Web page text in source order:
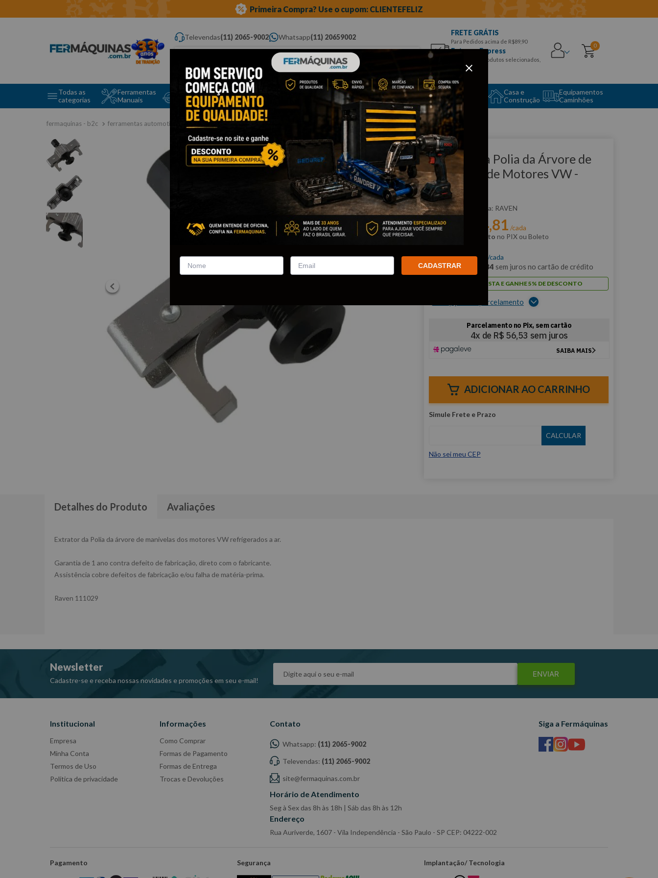
Primeira Compra? Use o cupom: CLIENTEFELIZ
Televendas(11) 2065-9002 Whatsapp(11) 20659002
Digite aqui o que você procura...
FRETE GRÁTIS
Para Pedidos acima de R$89,90
Entrega Express
para CEPS e produtos selecionados,
Aproveite!
0
Todas as
categorias
Ferramentas
Manuais
Ferramentas Elétricas
e Máquinas
Ferramentas
Ferramentas
Automotivas Especiais
Equipamento
Auto Center
Casa e
Construção
Equipamentos
Caminhões
ferramentas automotivas especiais linha volkswagen
Clique e veja!
Extrator da Polia da Árvore de
Manivelas de Motores VW -
RAVEN
:R111029 RAVEN
Por:R$ 214,81 /cada
5% de desconto no PIX ou Boleto
R$226,12 /cada
Em12x de 84 sem juros no cartão de crédito
PAGUE À VISTA E GANHE 5% DE DESCONTO
Ver opções de parcelamento
ADICIONAR AO CARRINHO
Não sei meu CEP
Detalhes do Produto Avaliações
Extrator da Polia da árvore de manivelas dos motores VW refrigerados a ar.
Garantia de 1 ano contra defeito de fabricação, direto com o fabricante.
Assistência cobre defeitos de fabricação e/ou falha de matéria-prima.
Raven 111029
Newsletter
Cadastre-se e receba nossas novidades e promoções em seu e-mail!
ENVIAR
Institucional
Empresa
Minha Conta
Termos de Uso
Política de privacidade
Informações
Como Comprar
Formas de Pagamento
Formas de Entrega
Trocas e Devoluções
Contato
Whatsapp: (11) 2065-9002
Televendas: (11) 2065-9002
site@fermaquinas.com.br
Horário de Atendimento
Seg à Sex das 8h às 18h | Sáb das 8h às 12h
Endereço
Rua Auriverde, 1607 - Vila Independência - São Paulo - SP CEP: 04222-002
Siga a Fermáquinas
Pagamento Segurança Implantação/ Tecnologia
CADASTRAR